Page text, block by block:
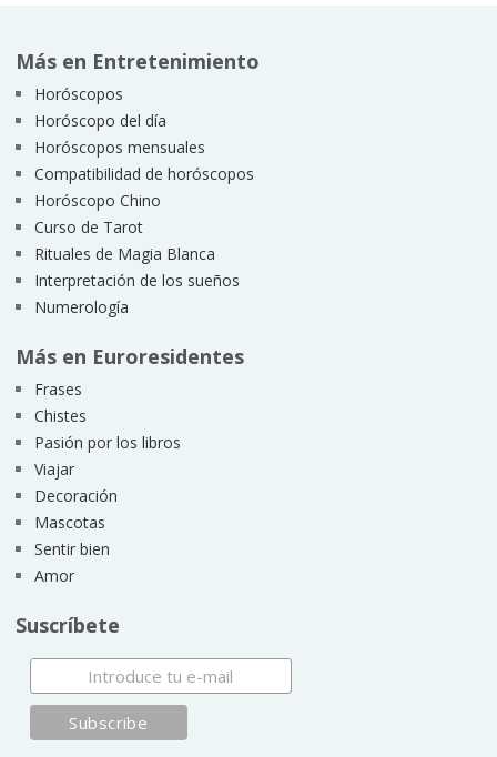
Más en Entretenimiento
Horóscopos
Horóscopo del día
Horóscopos mensuales
Compatibilidad de horóscopos
Horóscopo Chino
Curso de Tarot
Rituales de Magia Blanca
Interpretación de los sueños
Numerología
Más en Euroresidentes
Frases
Chistes
Pasión por los libros
Viajar
Decoración
Mascotas
Sentir bien
Amor
Suscríbete